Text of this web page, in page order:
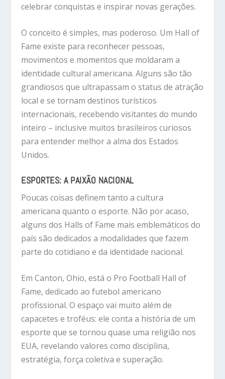
celebrar conquistas e inspirar novas gerações.
O conceito é simples, mas poderoso. Um Hall of
Fame existe para reconhecer pessoas,
movimentos e momentos que moldaram a
identidade cultural americana. Alguns são tão
grandiosos que ultrapassam o status de atração
local e se tornam destinos turísticos
internacionais, recebendo visitantes do mundo
inteiro – inclusive muitos brasileiros curiosos
para entender melhor a alma dos Estados
Unidos.
ESPORTES: A PAIXÃO NACIONAL
Poucas coisas definem tanto a cultura
americana quanto o esporte. Não por acaso,
alguns dos Halls of Fame mais emblemáticos do
país são dedicados a modalidades que fazem
parte do cotidiano e da identidade nacional.
EmCanton, Ohio, está o Pro Football Hall of
Fame, dedicado ao futebol americano
profissional. O espaço vai muito além de
capacetes e troféus: ele conta a história de um
esporte que se tornou quase uma religião nos
EUA, revelando valores como disciplina,
estratégia, força coletiva e superação.